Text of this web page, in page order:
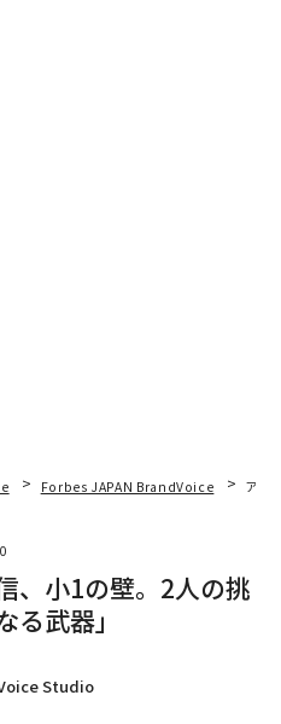
Forbes JAPAN BrandVoice アフ
、小1の壁。2人の挑
武器」
Studio